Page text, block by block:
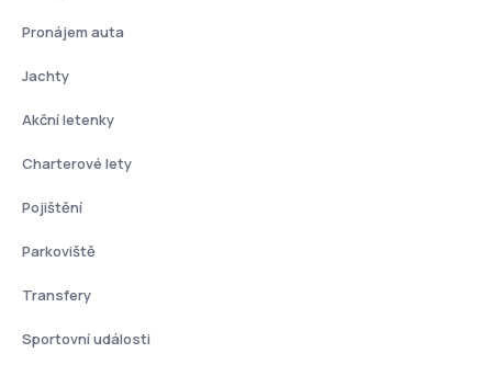
Pronájem auta
Jachty
Akční letenky
Charterové lety
Pojištění
Parkoviště
Transfery
Sportovní události